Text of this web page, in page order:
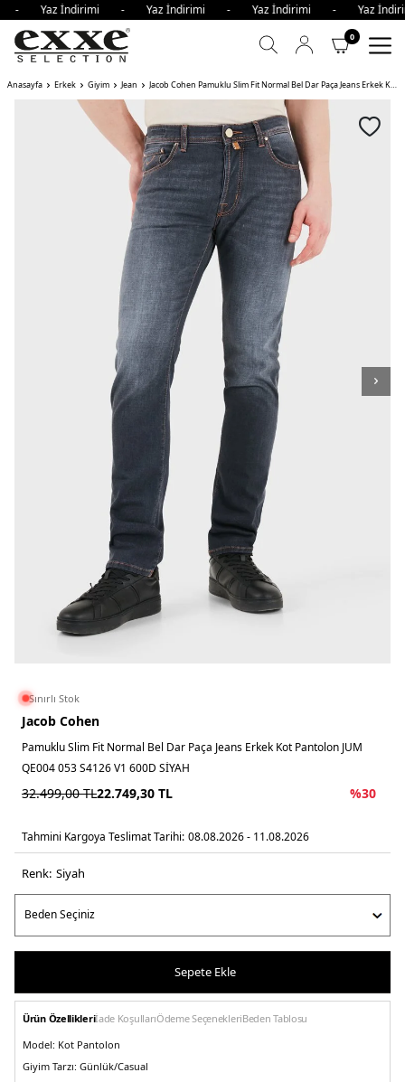
- Yaz İndirimi - Yaz İndirimi - Yaz İndirimi - Yaz
0
Anasayfa Erkek Giyim Jean Jacob Cohen Pamuklu Slim Fit Normal Bel Dar Paça Jeans Erkek Kot Pantolon JUM V1
Sınırlı Stok
Jacob Cohen
Pamuklu Slim Fit Normal Bel Dar Paça Jeans Erkek Kot Pantolon JUM
QE004 053 S4126 V1 600D SİYAH
32.499,00TL22.749,30 TL %30
Tahmini Kargoya Teslimat Tarihi: 08.08.2026 - 11.08.2026
Renk: si̇yah
Sepete Ekle
Ürün Özellikleriİade KoşullarıÖdeme SeçenekleriBeden Tablosu
Model: Kot Pantolon
Giyim Tarzı: Günlük/Casual